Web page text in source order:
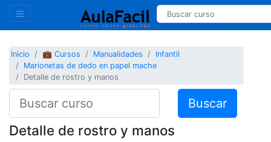
Inicio 💼 Cursos Manualidades
Infantil
Marionetas de dedo en papel mache
Detalle de rostro y manos
Buscar
Detalle de rostro y manos